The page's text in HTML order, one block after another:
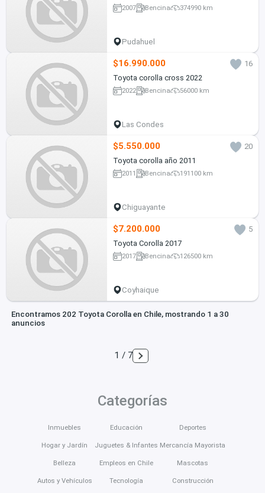
2007 Bencina 374990 km
Pudahuel
$16.990.000
16
Toyota corolla cross 2022
2022 Bencina 56000 km
Las Condes
$5.550.000
20
Toyota corolla año 2011
2011 Bencina 191100 km
Chiguayante
$7.200.000
5
Toyota Corolla 2017
2017 Bencina 126500 km
Coyhaique
Encontramos 202 Toyota Corolla en Chile, mostrando 1 a 30
anuncios
1 / 7
Categorías
Inmuebles
Hogar y Jardín
Belleza
Autos y Vehículos
Educación
Juguetes & Infantes
Empleos en Chile
Tecnología
Deportes
Mercancía Mayorista
Mascotas
Construcción